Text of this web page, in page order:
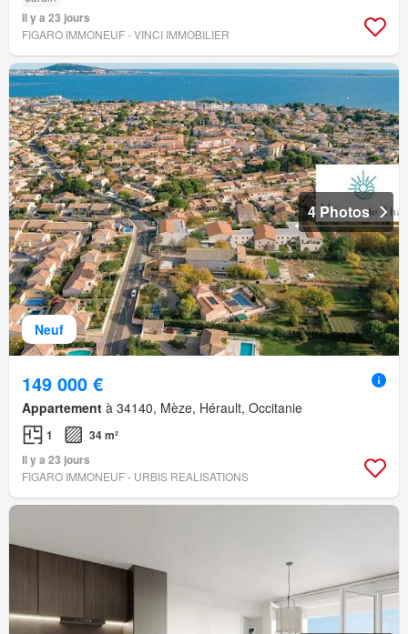
Il y a 23 jours
FIGARO IMMONEUF - VINCI IMMOBILIER
Neuf
4 Photos
149 000 €
Appartement à 34140, Mèze, Hérault, Occitanie
1
34 m²
Il y a 23 jours
FIGARO IMMONEUF - URBIS REALISATIONS